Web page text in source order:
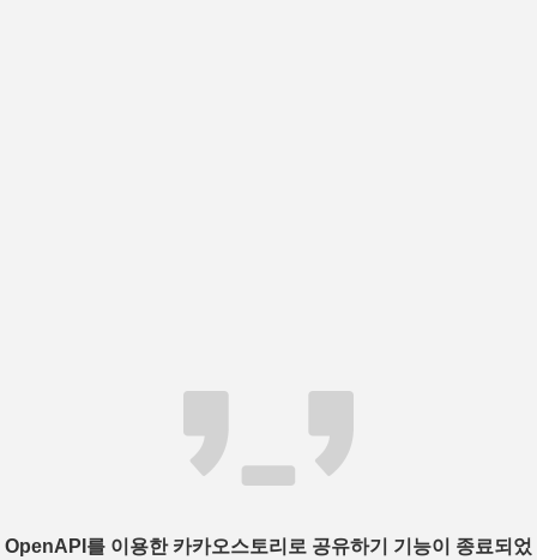
OpenAPI를 이용한 카카오스토리로 공유하기 기능이 종료되었